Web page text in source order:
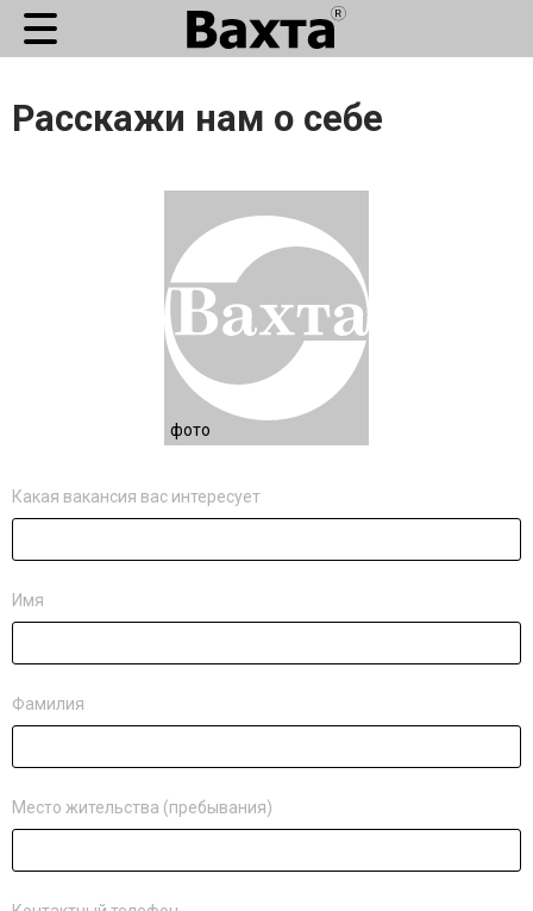
Расскажи нам о себе
фото
Какая вакансия вас интересует
Имя
Фамилия
Место жительства (пребывания)